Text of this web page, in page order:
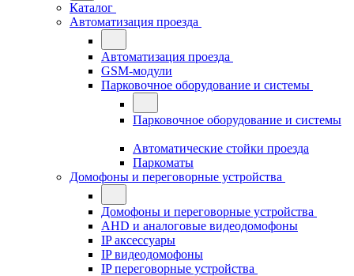
Каталог
Автоматизация проезда
Автоматизация проезда
GSM-модули
Парковочное оборудование и системы
Парковочное оборудование и системы
Автоматические стойки проезда
Паркоматы
Домофоны и переговорные устройства
Домофоны и переговорные устройства
AHD и аналоговые видеодомофоны
IP аксессуары
IP видеодомофоны
IP переговорные устройства